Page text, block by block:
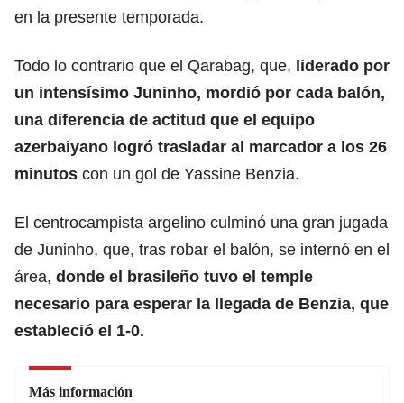
en la presente temporada.
Todo lo contrario que el Qarabag, que, liderado por
un intensísimo Juninho, mordió por cada balón,
una diferencia de actitud que el equipo
azerbaiyano logró trasladar al marcador a los 26
minutos con un gol de Yassine Benzia.
El centrocampista argelino culminó una gran jugada
de Juninho, que, tras robar el balón, se internó en el
área, donde el brasileño tuvo el temple
necesario para esperar la llegada de Benzia, que
estableció el 1-0.
Más información